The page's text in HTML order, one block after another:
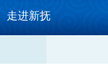
走进新抚